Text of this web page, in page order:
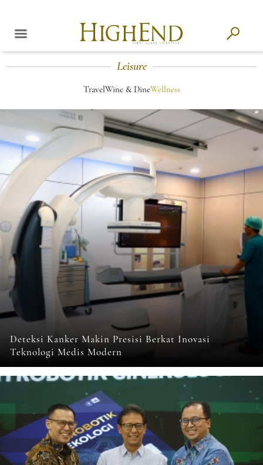
Leisure
TravelWine & DineWellness
Deteksi Kanker Makin Presisi Berkat Inovasi
Teknologi Medis Modern